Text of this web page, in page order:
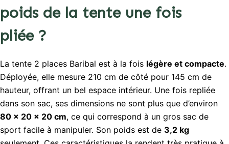
poids de la tente une fois
pliée ?
La tente 2 places Baribal est à la fois légère et compacte.
Déployée, elle mesure 210 cm de côté pour 145 cm de
hauteur, offrant un bel espace intérieur. Une fois repliée
dans son sac, ses dimensions ne sont plus que d’environ
80 × 20 × 20 cm, ce qui correspond à un gros sac de
sport facile à manipuler. Son poids est de 3,2 kg